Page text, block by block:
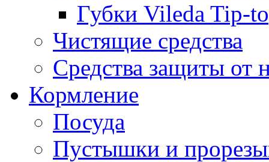
Губки Vileda Tip-
Чистящие средства
Средства защиты от
Кормление
Посуда
Пустышки и